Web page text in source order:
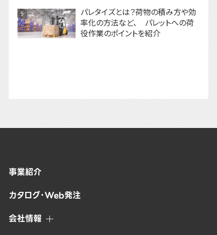
5
パレタイズとは？荷物の積み方や効
率化の方法など、 パレットへの荷
役作業のポイントを紹介
事業紹介
カタログ・Web発注
会社情報